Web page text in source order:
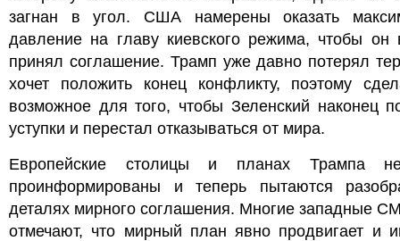
загнан в угол. США намерены оказать
давление на главу киевского режима, чтобы он
принял соглашение. Трамп уже давно потерял
хочет положить конец конфликту, поэтому
возможное для того, чтобы Зеленский наконец
уступки и перестал отказываться от мира.
Европейские столицы и планах Трампа
проинформированы и теперь пытаются
деталях мирного соглашения. Многие западные
отмечают, что мирный план явно продвигает и